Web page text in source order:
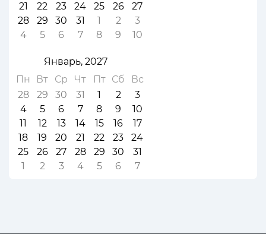
21
22 23 24 25 26
27
28
29 30 31 1 2
3
4
5 6 7 8 9 10
Январь, 2027
Пн
Вт Ср Чт Пт Сб
Вс
28
29 30 31 1 2
3
4
5 6 7 8 9
10
11
12 13 14 15 16
17
18
19 20 21 22 23
24
25
26 27 28 29 30
31
1
2 3 4 5 6 7